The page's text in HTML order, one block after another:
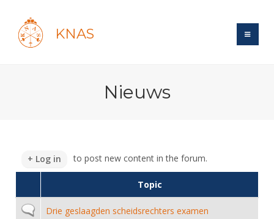
KNAS
Maandelijks archief
Lidmaatschap
Reglementen
Introductie
Veteranen
Nieuws
Informatie
Voor de jeugd
Forums
Nieuws
Log in to post new content in the forum.
Topic
Normal topicDrie geslaagden scheidsrechters examen